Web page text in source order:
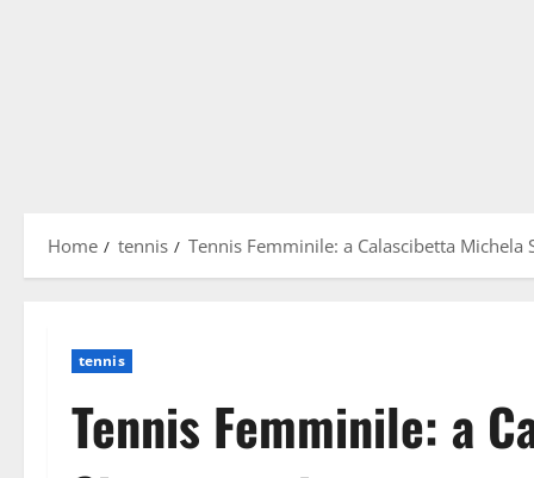
Home tennis Tennis Femminile: a Calascibetta
tennis
Tennis Femminile: a